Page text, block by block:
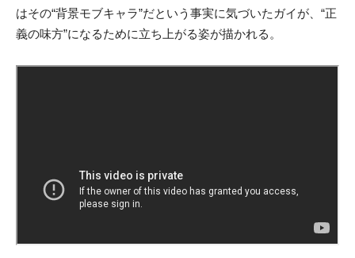
はその“背景モブキャラ”だという事実に気づいたガイが、“正
義の味方”になるために立ち上がる姿が描かれる。